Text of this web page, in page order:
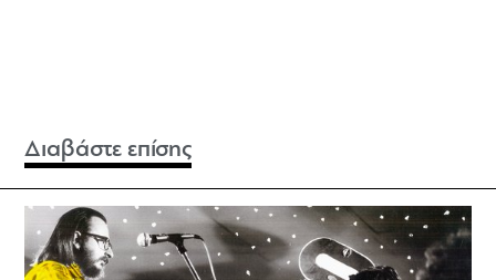
Διαβάστε επίσης